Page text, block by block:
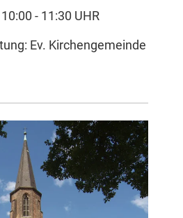
- 11:30 UHR
Ev. Kirchengemeinde